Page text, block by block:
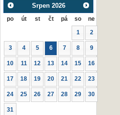
Srpen 2026
po út st čt pá so ne
1 2
3 4 5 6 7 8 9
10 11 12 13 14 15 16
17 18 19 20 21 22 23
24 25 26 27 28 29 30
31